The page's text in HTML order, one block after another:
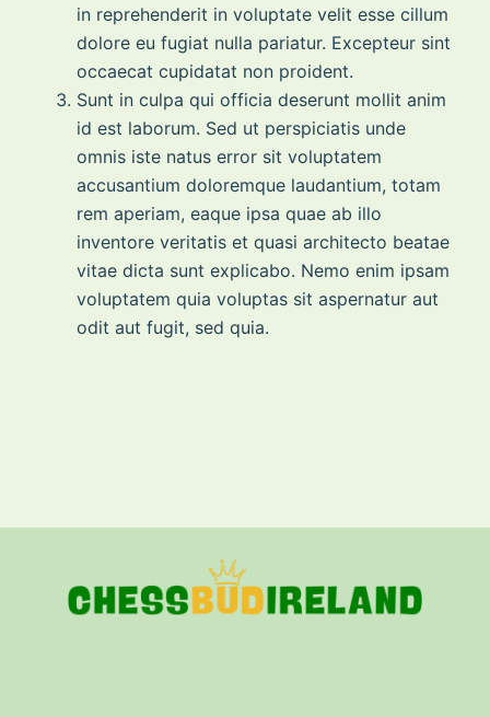
in reprehenderit in voluptate velit esse cillum
dolore eu fugiat nulla pariatur. Excepteur sint
occaecat cupidatat non proident.
Sunt in culpa qui officia deserunt mollit anim
id est laborum. Sed ut perspiciatis unde
omnis iste natus error sit voluptatem
accusantium doloremque laudantium, totam
rem aperiam, eaque ipsa quae ab illo
inventore veritatis et quasi architecto beatae
vitae dicta sunt explicabo. Nemo enim ipsam
voluptatem quia voluptas sit aspernatur aut
odit aut fugit, sed quia.